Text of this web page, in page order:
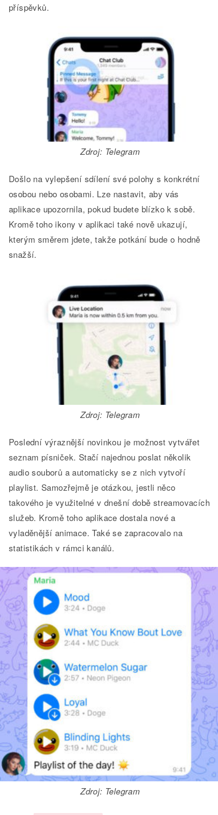
příspěvků.
Zdroj: Telegram
Došlo na vylepšení sdílení své polohy s konkrétní
osobou nebo osobami. Lze nastavit, aby vás
aplikace upozornila, pokud budete blízko k sobě.
Kromě toho ikony v aplikaci také nově ukazují,
kterým směrem jdete, takže potkání bude o hodně
snažší.
Zdroj: Telegram
Poslední výraznější novinkou je možnost vytvářet
seznam písniček. Stačí najednou poslat několik
audio souborů a automaticky se z nich vytvoří
playlist. Samozřejmě je otázkou, jestli něco
takového je využitelné v dnešní době streamovacích
služeb. Kromě toho aplikace dostala nové a
vyladěnější animace. Také se zapracovalo na
statistikách v rámci kanálů.
Zdroj: Telegram